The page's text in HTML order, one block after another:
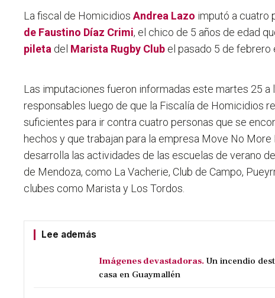
La fiscal de HomicidiosAndrea Lazo imputó a cuatro
de Faustino Díaz Crimi, el chico de 5 años de edad
pileta del Marista Rugby Club el pasado 5 de febrero
Las imputaciones fueron informadas este martes 25 a
responsables luego de que la Fiscalía de Homicidios
suficientes para ir contra cuatro personas que se
hechos y que trabajan para la empresa Move No More
desarrolla las actividades de las escuelas de verano
de Mendoza, como La Vacherie, Club de Campo,
clubes como Marista y Los Tordos
Lee además
Imágenes devastadoras. Un incendio
casa en Guaymallén